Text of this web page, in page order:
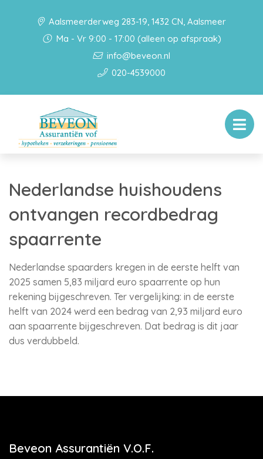
Aalsmeerderweg 283-19, 1432 CN, Aalsmeer
Ma - Vr 9:00 - 17:00 (alleen op afspraak)
info@beveon.nl
020-4539000
Nederlandse huishoudens
ontvangen recordbedrag
spaarrente
Nederlandse spaarders kregen in de eerste helft van
2025 samen 5,83 miljard euro spaarrente op hun
rekening bijgeschreven. Ter vergelijking: in de eerste
helft van 2024 werd een bedrag van 2,93 miljard euro
aan spaarrente bijgeschreven. Dat bedrag is dit jaar
dus verdubbeld.
Beveon Assurantiën V.O.F.